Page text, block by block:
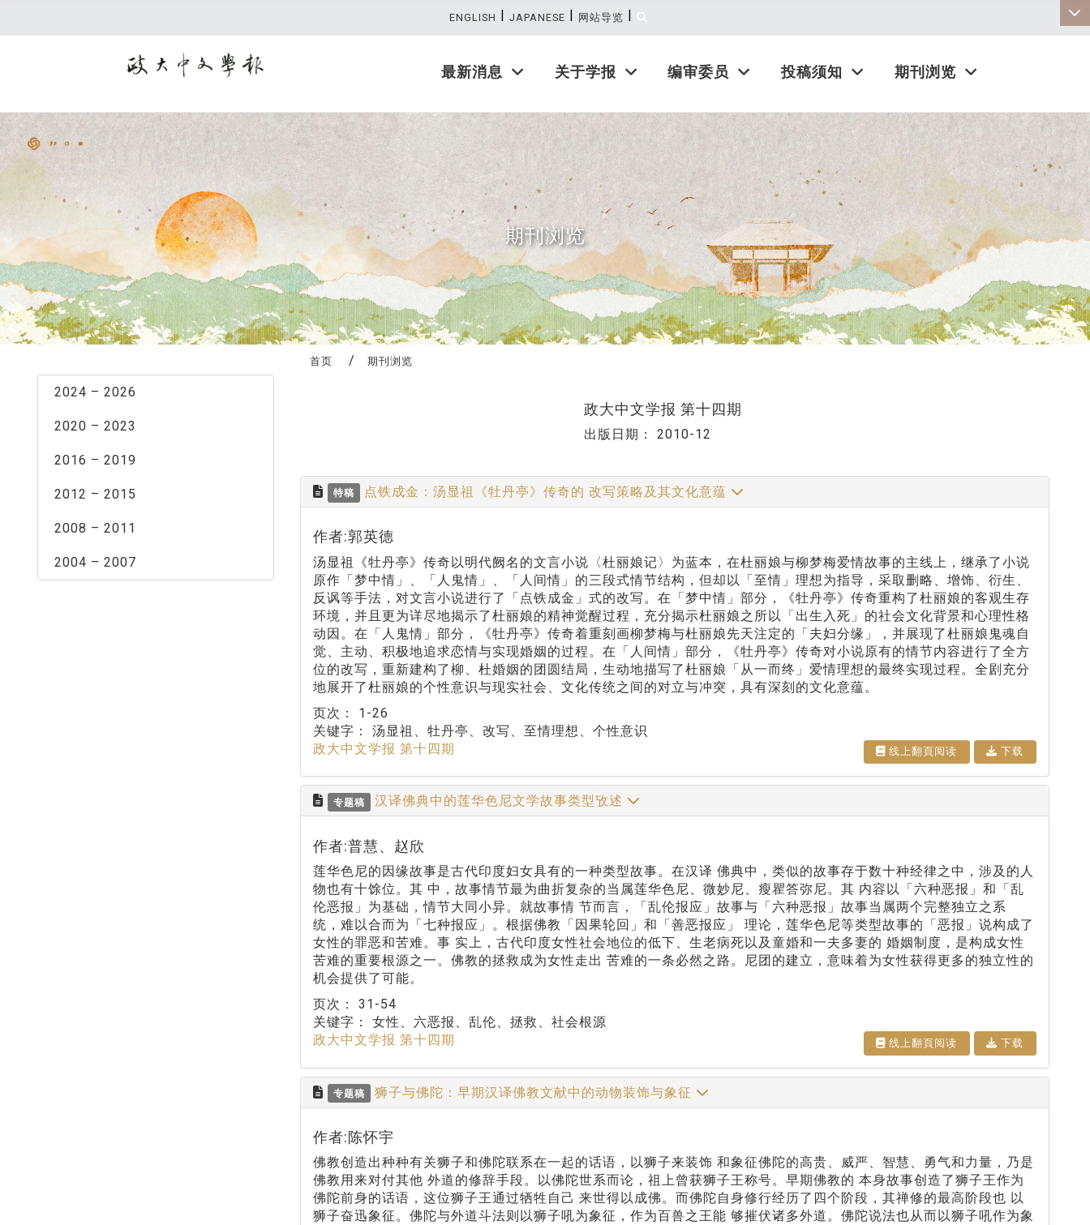
最新消息 关于学报 编审委员 投稿须知 期刊浏览
ENGLISH | JAPANESE | 网站导览 |
期刊浏览
2024 – 2026
2020 – 2023
2016 – 2019
2012 – 2015
2008 – 2011
2004 – 2007
首页 期刊浏览
政大中文学报 第十四期
出版日期： 2010-12
特稿 点铁成金：汤显祖《牡丹亭》传奇的 改写策略及其文化意蕴
作者:郭英德
汤显祖《牡丹亭》传奇以明代阙名的文言小说〈杜丽娘记〉为蓝本，在杜丽娘与柳梦梅爱情故事的主线上，继承了小说
原作「梦中情」、「人鬼情」、「人间情」的三段式情节结构，但却以「至情」理想为指导，采取删略、增饰、衍生、
反讽等手法，对文言小说进行了「点铁成金」式的改写。在「梦中情」部分，《牡丹亭》传奇重构了杜丽娘的客观生存
环境，并且更为详尽地揭示了杜丽娘的精神觉醒过程，充分揭示杜丽娘之所以「出生入死」的社会文化背景和心理性格
动因。在「人鬼情」部分，《牡丹亭》传奇着重刻画柳梦梅与杜丽娘先天注定的「夫妇分缘」，并展现了杜丽娘鬼魂自
觉、主动、积极地追求恋情与实现婚姻的过程。在「人间情」部分，《牡丹亭》传奇对小说原有的情节内容进行了全方
位的改写，重新建构了柳、杜婚姻的团圆结局，生动地描写了杜丽娘「从一而终」爱情理想的最终实现过程。全剧充分
地展开了杜丽娘的个性意识与现实社会、文化传统之间的对立与冲突，具有深刻的文化意蕴。
页次： 1-26
关键字： 汤显祖、牡丹亭、改写、至情理想、个性意识
政大中文学报 第十四期
线上翻⾴阅读 下载
专题稿 汉译佛典中的莲华色尼文学故事类型攷述
作者:普慧、赵欣
莲华色尼的因缘故事是古代印度妇女具有的一种类型故事。在汉译 佛典中，类似的故事存于数十种经律之中，涉及的人
物也有十馀位。其 中，故事情节最为曲折复杂的当属莲华色尼、微妙尼、瘦瞿答弥尼。其 内容以「六种恶报」和「乱
伦恶报」为基础，情节大同小异。就故事情 节而言，「乱伦报应」故事与「六种恶报」故事当属两个完整独立之系
统，难以合而为「七种报应」。根据佛教「因果轮回」和「善恶报应」 理论，莲华色尼等类型故事的「恶报」说构成了
女性的罪恶和苦难。事 实上，古代印度女性社会地位的低下、生老病死以及童婚和一夫多妻的 婚姻制度，是构成女性
苦难的重要根源之一。佛教的拯救成为女性走出 苦难的一条必然之路。尼团的建立，意味着为女性获得更多的独立性的
机会提供了可能。
页次： 31-54
关键字： 女性、六恶报、乱伦、拯救、社会根源
政大中文学报 第十四期
线上翻⾴阅读 下载
专题稿 狮子与佛陀：早期汉译佛教文献中的动物装饰与象征
作者:陈怀宇
佛教创造出种种有关狮子和佛陀联系在一起的话语，以狮子来装饰 和象征佛陀的高贵、威严、智慧、勇气和力量，乃是
佛教用来对付其他 外道的修辞手段。以佛陀世系而论，祖上曾获狮子王称号。早期佛教的 本身故事创造了狮子王作为
佛陀前身的话语，这位狮子王通过牺牲自己 来世得以成佛。而佛陀自身修行经历了四个阶段，其禅修的最高阶段也 以
狮子奋迅象征。佛陀与外道斗法则以狮子吼为象征，作为百兽之王能 够摧伏诸多外道。佛陀说法也从而以狮子吼作为象